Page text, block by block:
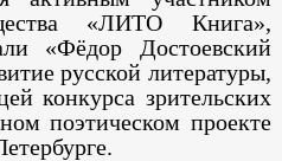
«ЛИТО Книга»,
«Фёдор Достоевский
русской литературы,
конкурса зрительских
поэтическом проекте